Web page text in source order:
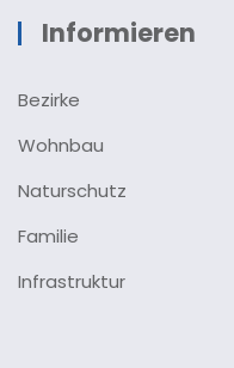
Informieren
Bezirke
Wohnbau
Naturschutz
Familie
Infrastruktur